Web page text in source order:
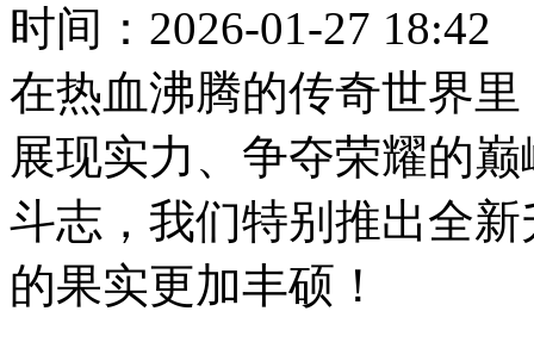
时间： 2026-01-27 18:42
在热血沸腾的传奇世界
展现实力、争夺荣耀的
斗志，我们特别推出全
的果实更加丰硕！